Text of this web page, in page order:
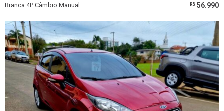
Branca 4P Câmbio Manual R$ 56.990